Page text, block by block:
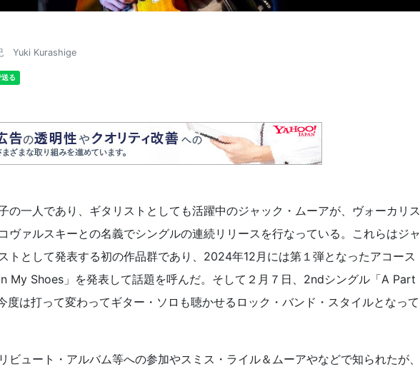
Yuki Kurashige
の一人であり、ギタリストとしても活躍中のジャック・ムーアが、ヴォーカリス
ヴァルスキーとの名義でシングルの連続リリースを行なっている。これらはジャ
トとして発表する初の作品群であり、2024年12月には第１弾となったアコース
My Shoes」を発表して話題を呼んだ。そして２月７日、2ndシングル「A Part
度は打って変わってギター・ソロも聴かせるロック・バンド・スタイルとなって
ビュート・アルバム等への参加やスミス・ライル＆ムーアやなどで知られたが、